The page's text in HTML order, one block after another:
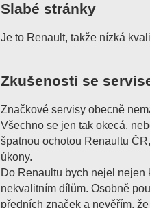
Slabé stránky
Je to Renault, takže nízká
Zkušenosti se
Značkové servisy obecně
Všechno se jen tak okecá,
špatnou ochotou Renaultu
úkony.
Do Renaultu bych nejel
nekvalitním dílům. Osobně
předních značek a nevěřím,